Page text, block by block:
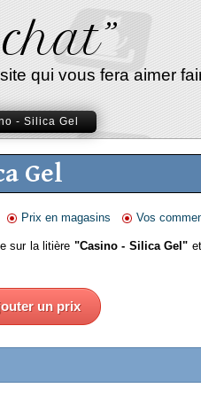
qui vous fera aimer
- Silica Gel
Gel
Prix en magasins Vos
sur la litière "Casino - Silica Gel"
un prix